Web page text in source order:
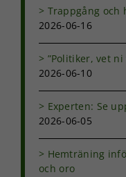
Trappgång och
2026-06-16
”Politiker, vet
2026-06-10
Experten: Se
2026-06-05
Hemträning
och oro